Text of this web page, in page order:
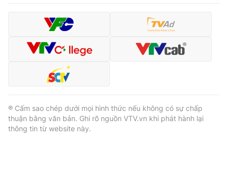
® Cấm sao chép dưới mọi hình thức nếu không có sự chấp
thuận bằng văn bản. Ghi rõ nguồn VTV.vn khi phát hành lại
thông tin từ website này.